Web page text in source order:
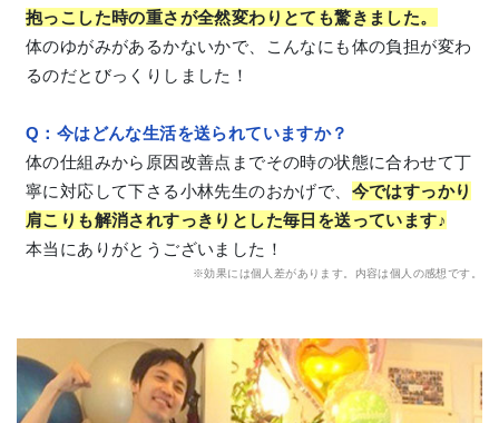
抱っこした時の重さが全然変わりとても驚きました。
体のゆがみがあるかないかで、こんなにも体の負担が変わ
るのだとびっくりしました！
Q ： 今はどんな生活を送られていますか？
体の仕組みから原因改善点までその時の状態に合わせて丁
寧に対応して下さる小林先生のおかげで、 今ではすっかり
肩こりも解消されすっきりとした毎日を送っています♪
本当にありがとうございました！
※効果には個人差があります。内容は個人の感想です。